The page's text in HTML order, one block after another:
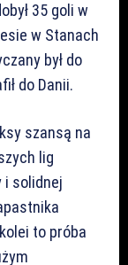
35 goli w
w Stanach
był do
do Danii.
szansą na
lig
i solidnej
to próba